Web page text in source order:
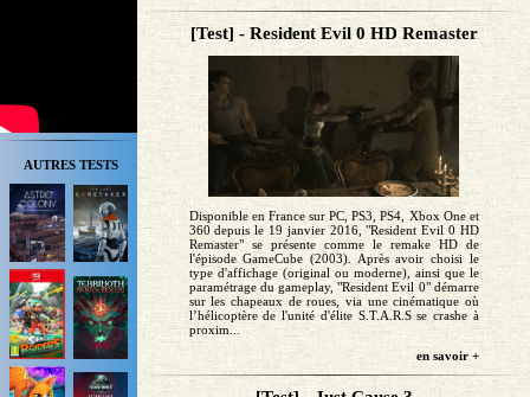
AUTRES TESTS
[Test] - Resident Evil 0 HD Remaster
Disponible en France sur PC, PS3, PS4, Xbox One et
360 depuis le 19 janvier 2016, "Resident Evil 0 HD
Remaster" se présente comme le remake HD de
l'épisode GameCube (2003). Après avoir choisi le
type d'affichage (original ou moderne), ainsi que le
paramétrage du gameplay, "Resident Evil 0" démarre
sur les chapeaux de roues, via une cinématique où
l’hélicoptère de l'unité d'élite S.T.A.R.S se crashe à
proxim...
en savoir +